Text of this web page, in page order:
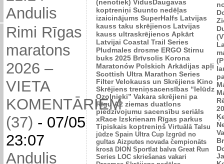
Andulis
Rimi Rīgas
maratons
2026 –
VIETA
KOMENTĀRIEM
(37) - 07/05
23:07
Andulis
(nenotiek) VidusDaugavas
koptreniņi Suunto nedēļas
izaicinājums SuperHalfs Latvijas
kauss taku skrējienos Latvijas
kauss ultraskrējienos Apkārt
Latvijai Coastal Trail Series
Pludmales drosme ERGO Stirnu
buks 2025 Brīvsolis Korona
Maratonów Polskich Arkādijas apļi
Scottish Ultra Marathon Series
Filter Velokauss un Skrējiens Kino
Skrējiens treniņsacensības “Ielūdz
Ozolnieki” Vakara skrējieni pa
Rīgu A2 ziemas duatlons
piedzīvojumu sacensību seriāls
xRace Izskrienam Rīgas parkus
Tipiskais koptreniņš Virtuālā Talsu
jūdze Spain Ultra Cup Izgrūd no
gultas Aizputes novada čempionāts
krosā DION Sportlat balva Great Run
Series LOC skriešanas vakari